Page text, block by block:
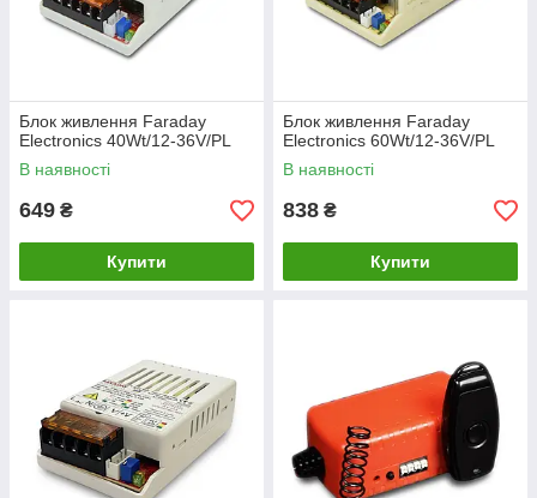
Блок живлення Faraday
Electronics 40Wt/12-36V/PL
В наявності
649 ₴
Купити
Блок живлення Faraday
Electronics 60Wt/12-36V/PL
В наявності
838 ₴
Купити